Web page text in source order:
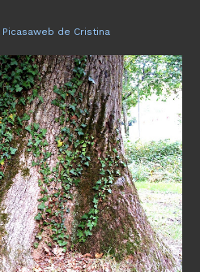
Picasaweb de Cristina